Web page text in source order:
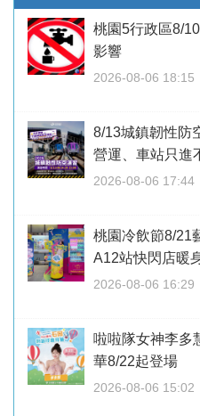
桃園5行政區8/
影響
2026-08-06 18:15
8/13城鎮韌性防
營運、車站只進
2026-08-06 17:44
桃園冷飲節8/21
A12站快閃店暖
2026-08-06 16:29
啦啦隊女神李
華8/22起登場
2026-08-06 15:02